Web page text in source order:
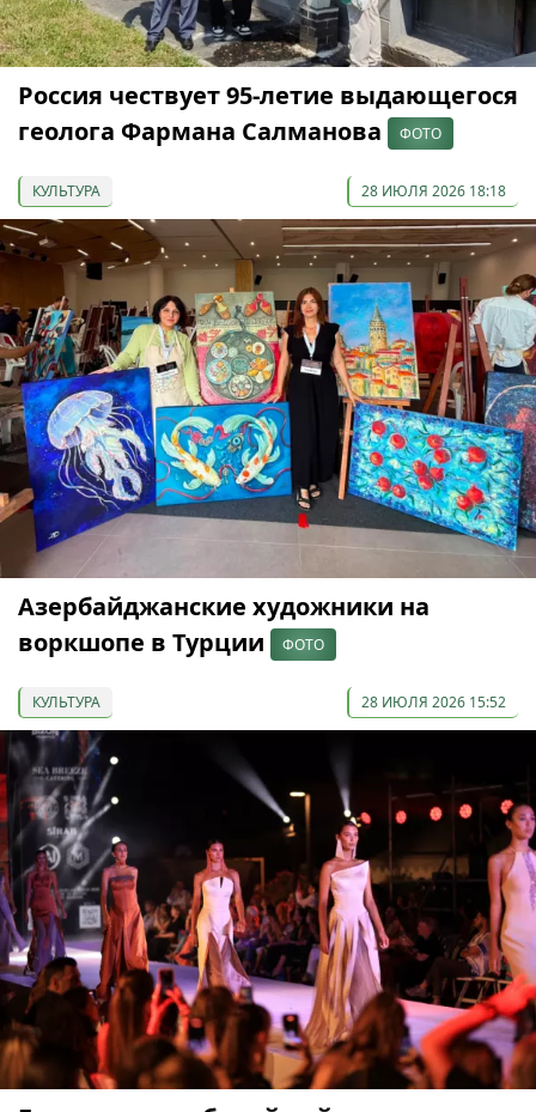
Россия чествует 95-летие выдающегося
геолога Фармана Салманова
ФОТО
КУЛЬТУРА 28 ИЮЛЯ 2026 18:18
Азербайджанские художники на
воркшопе в Турции
ФОТО
КУЛЬТУРА 28 ИЮЛЯ 2026 15:52